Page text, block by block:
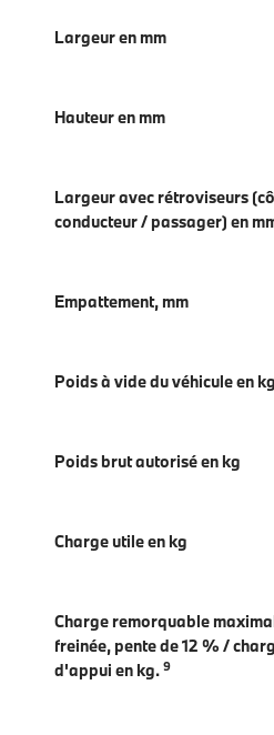
Largeur en mm
Hauteur en mm
Largeur avec rétroviseurs
conducteur / passager) en
Empattement, mm
Poids à vide du véhicule en kg
Poids brut autorisé en kg
Charge utile en kg
Charge remorquable
freinée, pente de 12 % /
d'appui en kg. 9